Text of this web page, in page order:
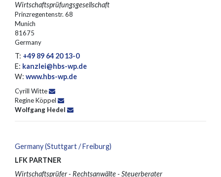
Wirtschaftsprüfungsgesellschaft
Prinzregentenstr. 68
Munich
81675
Germany
T: +49 89 64 20 13-0
E: kanzlei@hbs-wp.de
W: www.hbs-wp.de
Cyrill Witte
Regine Köppel
Wolfgang Hedel
Germany (Stuttgart / Freiburg)
LFK PARTNER
Wirtschaftsprüfer - Rechtsanwälte - Steuerberater